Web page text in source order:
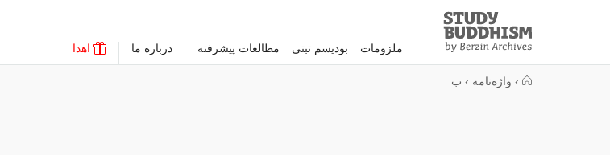
Study
Buddhism
Home
ملزومات بودیسم تبتی مطالعات پیشرفته درباره ما اهدا
› واژه‌نامه › ب